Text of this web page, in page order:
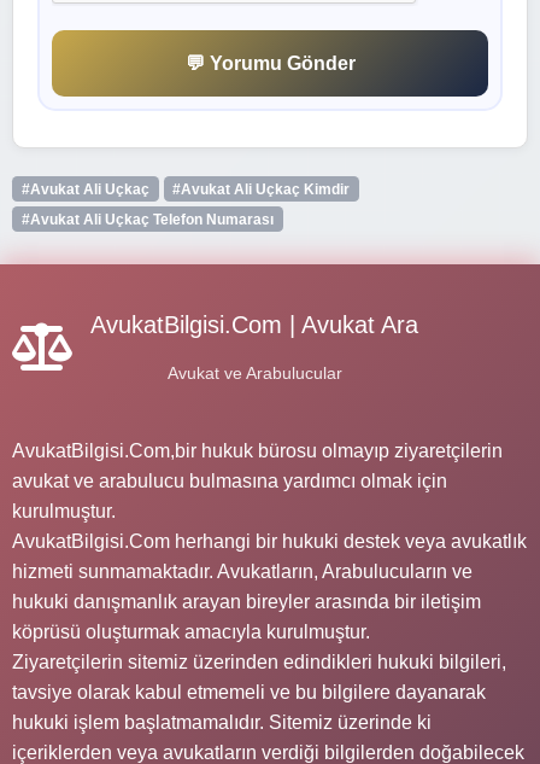
💬 Yorumu Gönder
#Avukat Ali Uçkaç
#Avukat Ali Uçkaç Kimdir
#Avukat Ali Uçkaç Telefon Numarası
AvukatBilgisi.Com | Avukat Ara
Avukat ve Arabulucular
AvukatBilgisi.Com,bir hukuk bürosu olmayıp ziyaretçilerin
avukat ve arabulucu bulmasına yardımcı olmak için
kurulmuştur.
AvukatBilgisi.Com herhangi bir hukuki destek veya avukatlık
hizmeti sunmamaktadır. Avukatların, Arabulucuların ve
hukuki danışmanlık arayan bireyler arasında bir iletişim
köprüsü oluşturmak amacıyla kurulmuştur.
Ziyaretçilerin sitemiz üzerinden edindikleri hukuki bilgileri,
tavsiye olarak kabul etmemeli ve bu bilgilere dayanarak
hukuki işlem başlatmamalıdır. Sitemiz üzerinde ki
içeriklerden veya avukatların verdiği bilgilerden doğabilecek